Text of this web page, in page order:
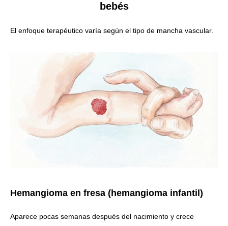
bebés
El enfoque terapéutico varía según el tipo de mancha vascular.
Hemangioma en fresa (hemangioma infantil)
Aparece pocas semanas después del nacimiento y crece